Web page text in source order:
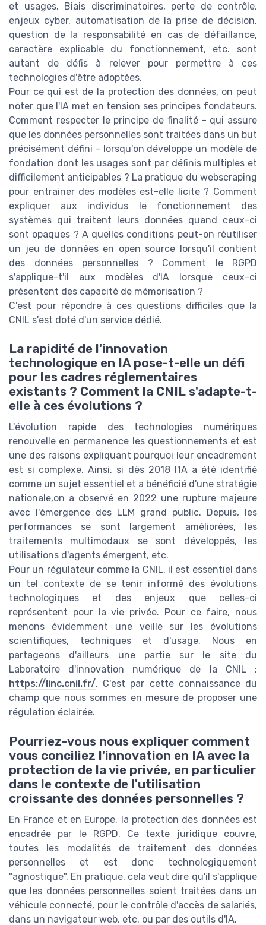
et usages. Biais discriminatoires, perte de contrôle,
enjeux cyber, automatisation de la prise de décision,
question de la responsabilité en cas de défaillance,
caractère explicable du fonctionnement, etc. sont
autant de défis à relever pour permettre à ces
technologies d'être adoptées.
Pour ce qui est de la protection des données, on peut
noter que l'IA met en tension ses principes fondateurs.
Comment respecter le principe de finalité - qui assure
que les données personnelles sont traitées dans un but
précisément défini - lorsqu'on développe un modèle de
fondation dont les usages sont par définis multiples et
difficilement anticipables ? La pratique du webscraping
pour entrainer des modèles est-elle licite ? Comment
expliquer aux individus le fonctionnement des
systèmes qui traitent leurs données quand ceux-ci
sont opaques ? A quelles conditions peut-on réutiliser
un jeu de données en open source lorsqu'il contient
des données personnelles ? Comment le RGPD
s'applique-t'il aux modèles d'IA lorsque ceux-ci
présentent des capacité de mémorisation ?
C'est pour répondre à ces questions difficiles que la
CNIL s'est doté d'un service dédié.
La rapidité de l'innovation
technologique en IA pose-t-elle un défi
pour les cadres réglementaires
existants ? Comment la CNIL s'adapte-t-
elle à ces évolutions ?
L'évolution rapide des technologies numériques
renouvelle en permanence les questionnements et est
une des raisons expliquant pourquoi leur encadrement
est si complexe. Ainsi, si dès 2018 l'IA a été identifié
comme un sujet essentiel et a bénéficié d'une stratégie
nationale,on a observé en 2022 une rupture majeure
avec l'émergence des LLM grand public. Depuis, les
performances se sont largement améliorées, les
traitements multimodaux se sont développés, les
utilisations d'agents émergent, etc.
Pour un régulateur comme la CNIL, il est essentiel dans
un tel contexte de se tenir informé des évolutions
technologiques et des enjeux que celles-ci
représentent pour la vie privée. Pour ce faire, nous
menons évidemment une veille sur les évolutions
scientifiques, techniques et d'usage. Nous en
partageons d'ailleurs une partie sur le site du
Laboratoire d'innovation numérique de la CNIL :
https://linc.cnil.fr/. C'est par cette connaissance du
champ que nous sommes en mesure de proposer une
régulation éclairée.
Pourriez-vous nous expliquer comment
vous conciliez l'innovation en IA avec la
protection de la vie privée, en particulier
dans le contexte de l'utilisation
croissante des données personnelles ?
En France et en Europe, la protection des données est
encadrée par le RGPD. Ce texte juridique couvre,
toutes les modalités de traitement des données
personnelles et est donc technologiquement
"agnostique". En pratique, cela veut dire qu'il s'applique
que les données personnelles soient traitées dans un
véhicule connecté, pour le contrôle d'accès de salariés,
dans un navigateur web, etc. ou par des outils d'IA.